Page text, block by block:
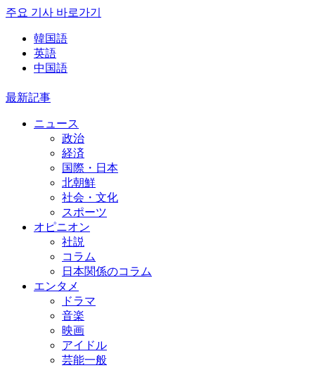
주요 기사 바로가기
韓国語
英語
中国語
最新記事
ニュース
政治
経済
国際・日本
北朝鮮
社会・文化
スポーツ
オピニオン
社説
コラム
日本関係のコラム
エンタメ
ドラマ
音楽
映画
アイドル
芸能一般